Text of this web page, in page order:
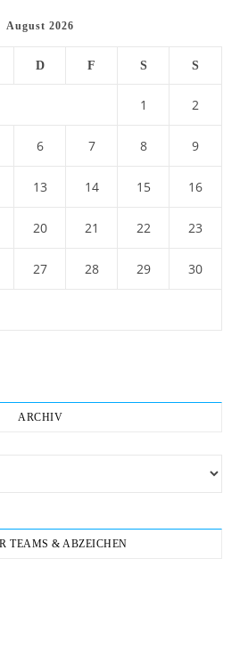
August 2026
D F S S
1 2
6 7 8 9
13 14 15 16
20 21 22 23
27 28 29 30
ARCHIV
TEAMS & ABZEICHEN